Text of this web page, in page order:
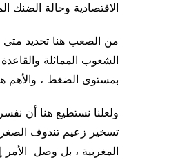
الاقتصادية وحالة الضنك
من الصعب هنا تحديد متى
الشعوب المماثلة
بمستوى الضغط ، والأهم
ولعلنا نستطيع هنا أن
تسخير زعيم تندوف
المغربية ، بل وصل الأمر